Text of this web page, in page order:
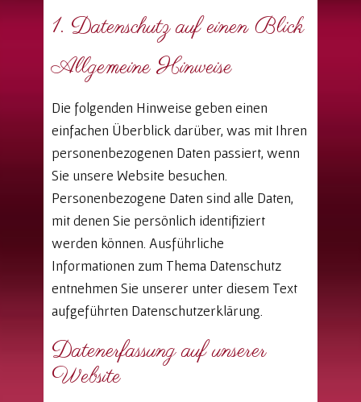
1. Datenschutz auf einen Blick
Allgemeine Hinweise
Die folgenden Hinweise geben einen
einfachen Überblick darüber, was mit Ihren
personenbezogenen Daten passiert, wenn
Sie unsere Website besuchen.
Personenbezogene Daten sind alle Daten,
mit denen Sie persönlich identifiziert
werden können. Ausführliche
Informationen zum Thema Datenschutz
entnehmen Sie unserer unter diesem Text
aufgeführten Datenschutzerklärung.
Datenerfassung auf unserer
Website